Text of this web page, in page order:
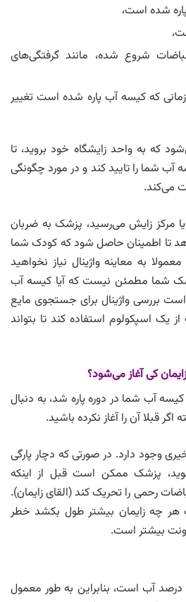
شده است،
شروع شده، مانند گرفتگی‌های
زمانی که کیسه آب پاره شده است تغییر
که به واحد زایشگاه خود بروید، تا
آب شما را تایید کند و در مورد چگونگی
می‌کند.
مرکز زایش می‌رسید، پزشک به ضربان
اطمینان حاصل شود که کودک شما
به معاینه واژینال نیاز نخواهید
شما مطمئن نیست که آیا کیسه آب
بررسی واژینال برای جستجوی مایع
یک اسپکولوم استفاده کند تا بتواند
کی آغاز می‌شود؟
آب شما در دوره پاره شد، به دنبال
قبلا آن را آغاز نکرده باشید.
وجود دارد. در صورتی که دچار پارگی
پزشک ممکن است قبل از اینکه
رحمی را تحریک کند (القای زایمان).
چه زایمان بیشتر طول بکشد خطر
بیشتر است.
مایعات آمنیوتیک تقریبا ۹۹ درصد آب است، بنابراین به طور معمول